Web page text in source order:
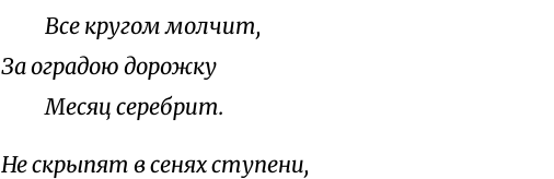
Все кругом молчит,
За оградою дорожку
Месяц серебрит.
Не скрыпят в сенях ступени,